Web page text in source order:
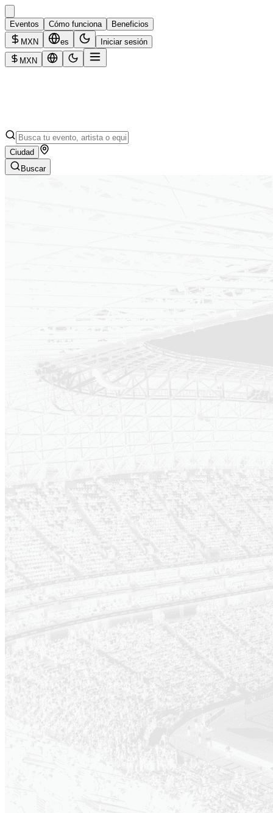
Eventos Cómo funciona
Beneficios
MXN
es Iniciar sesión
MXN
Ciudad
Buscar